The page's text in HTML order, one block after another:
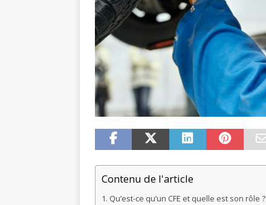
Contenu de l'article
Qu’est-ce qu’un CFE et quelle est son rôle ?